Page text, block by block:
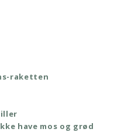
raketten
have mos og grød